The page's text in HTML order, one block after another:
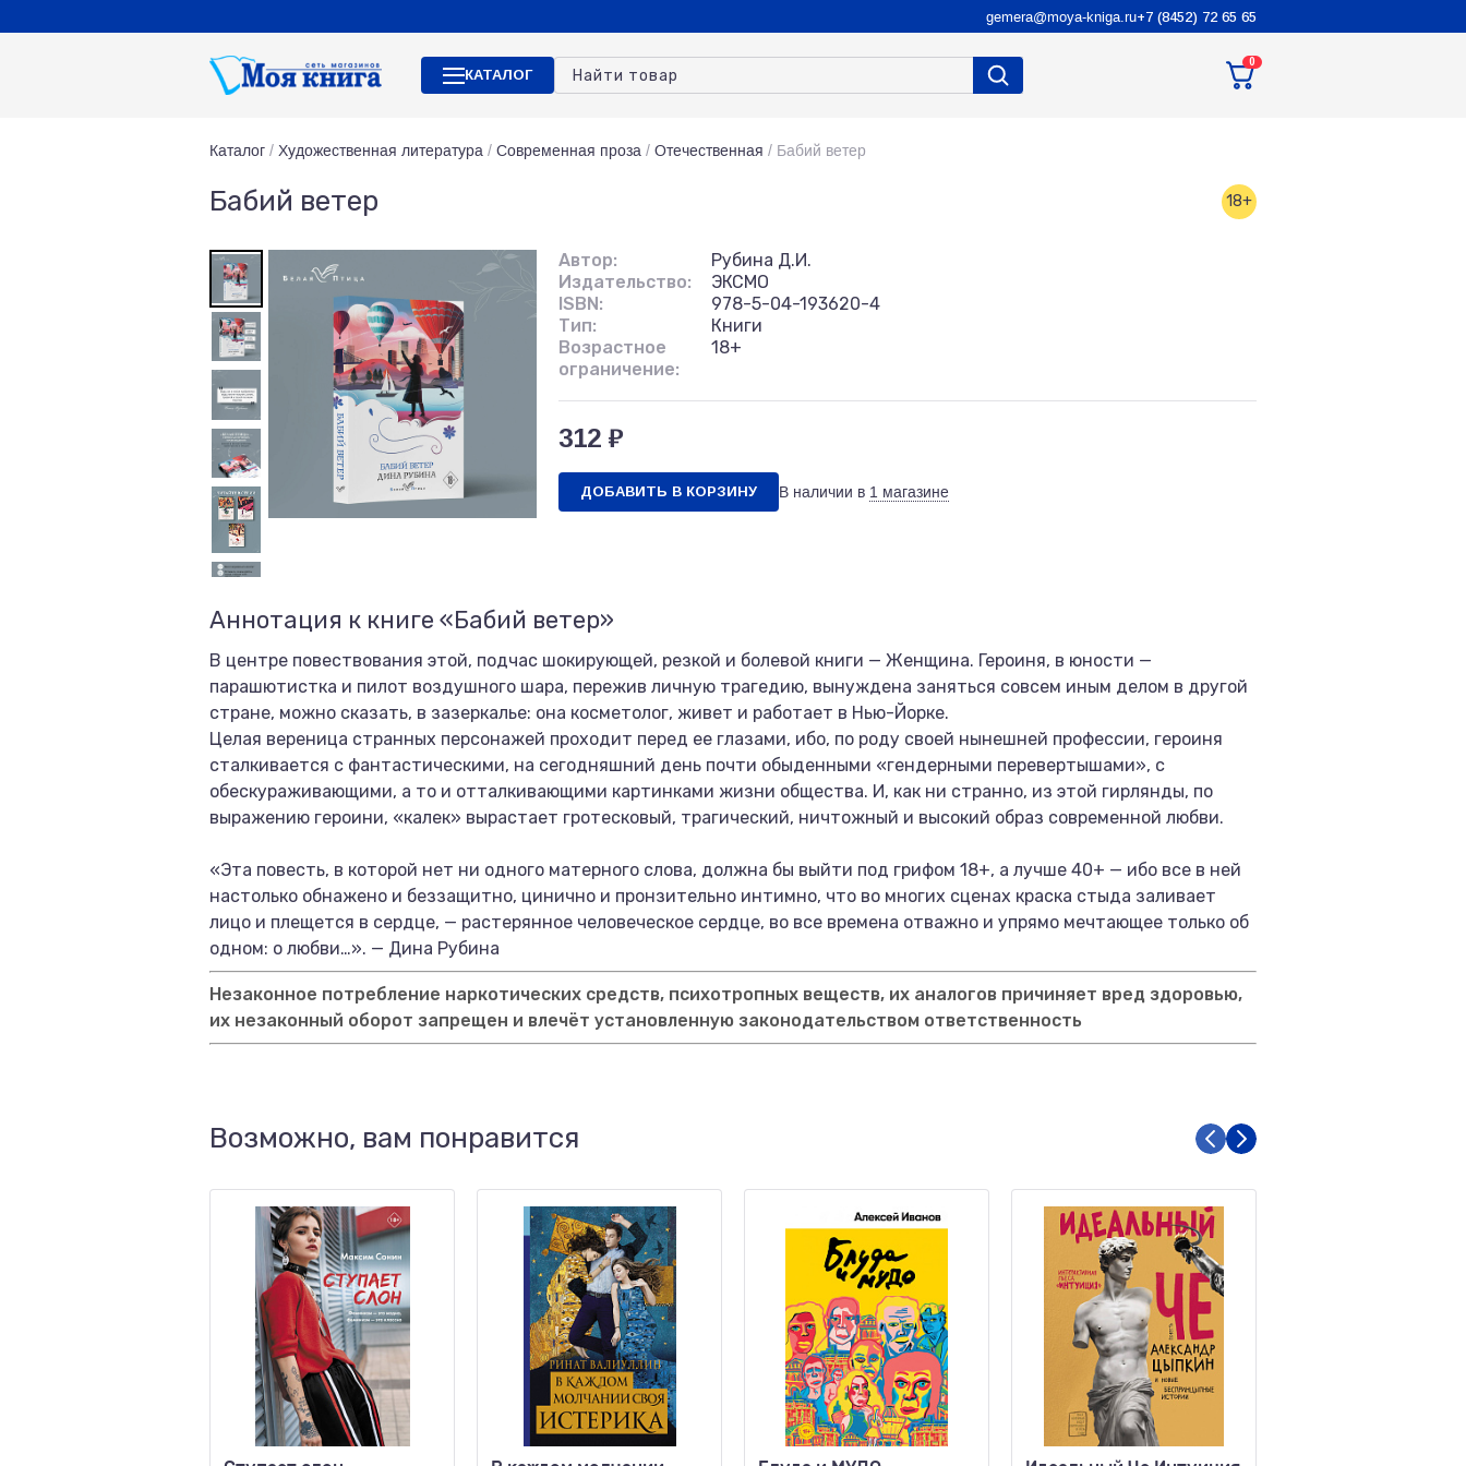
gemera@moya-kniga.ru+7 (8452) 72 65 65
КАТАЛОГ
0
Каталог / Художественная литература / Современная проза / Отечественная / Бабий ветер
Бабий ветер 18+
Автор:
Рубина Д.И.
Издательство:
ЭКСМО
ISBN:
978-5-04-193620-4
Тип:
Книги
Возрастное
ограничение:
18+
312 ₽
ДОБАВИТЬ В КОРЗИНУ В наличии в 1 магазине
Аннотация к книге «Бабий ветер»
В центре повествования этой, подчас шокирующей, резкой и болевой книги — Женщина. Героиня, в юности —
парашютистка и пилот воздушного шара, пережив личную трагедию, вынуждена заняться совсем иным делом в другой
стране, можно сказать, в зазеркалье: она косметолог, живет и работает в Нью-Йорке.
Целая вереница странных персонажей проходит перед ее глазами, ибо, по роду своей нынешней профессии, героиня
сталкивается с фантастическими, на сегодняшний день почти обыденными «гендерными перевертышами», с
обескураживающими, а то и отталкивающими картинками жизни общества. И, как ни странно, из этой гирлянды, по
выражению героини, «калек» вырастает гротесковый, трагический, ничтожный и высокий образ современной любви.
«Эта повесть, в которой нет ни одного матерного слова, должна бы выйти под грифом 18+, а лучше 40+ — ибо все в ней
настолько обнажено и беззащитно, цинично и пронзительно интимно, что во многих сценах краска стыда заливает
лицо и плещется в сердце, — растерянное человеческое сердце, во все времена отважно и упрямо мечтающее только об
одном: о любви…». — Дина Рубина
Незаконное потребление наркотических средств, психотропных веществ, их аналогов причиняет вред здоровью,
их незаконный оборот запрещен и влечёт установленную законодательством ответственность
Возможно, вам понравится